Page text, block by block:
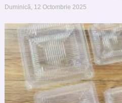
Duminică, 12 Octombrie 2025